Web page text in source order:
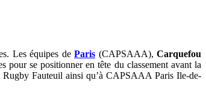
Les équipes deParis (CAPSAAA),Carquefou
se positionner en tête du classement avant la
Fauteuil ainsi qu’à CAPSAAA Paris Ile-de-